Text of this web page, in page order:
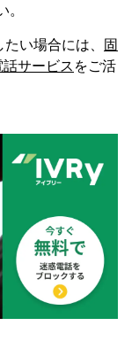
。
たい場合には、
固
話サービス をご活